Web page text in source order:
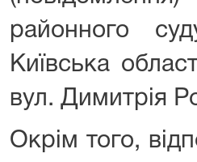
районного
Київська
вул. Димитрія
Окрім того,